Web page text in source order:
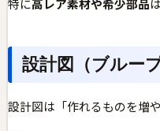
特に高レア素材や希少部品
設計図（ブルー
設計図は「作れるものを増